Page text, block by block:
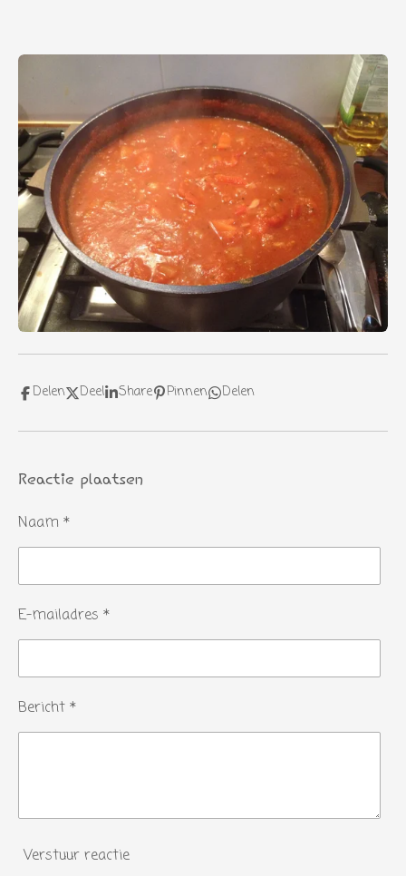
Delen Deel Share Pinnen Delen
Reactie plaatsen
Naam *
E-mailadres *
Bericht *
Verstuur reactie